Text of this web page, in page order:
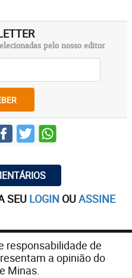
pelo nosso editor
SEU LOGIN OUASSINE
responsabilidade de
a opinião do
Minas.